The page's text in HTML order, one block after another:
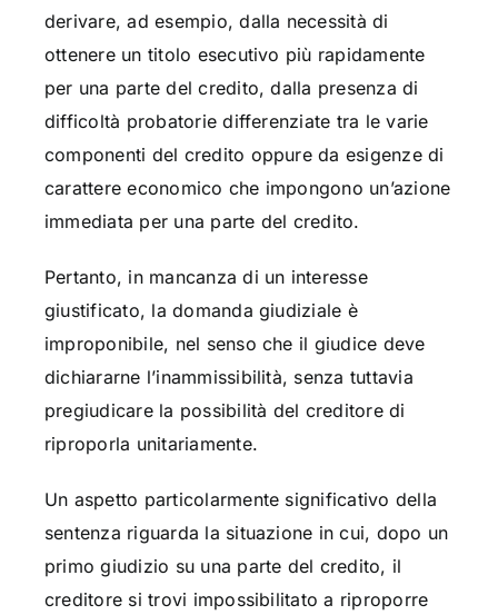
derivare, ad esempio, dalla necessità di
ottenere un titolo esecutivo più rapidamente
per una parte del credito, dalla presenza di
difficoltà probatorie differenziate tra le varie
componenti del credito oppure da esigenze di
carattere economico che impongono un’azione
immediata per una parte del credito.
Pertanto, in mancanza di un interesse
giustificato, la domanda giudiziale è
improponibile, nel senso che il giudice deve
dichiararne l’inammissibilità, senza tuttavia
pregiudicare la possibilità del creditore di
riproporla unitariamente.
Un aspetto particolarmente significativo della
sentenza riguarda la situazione in cui, dopo un
primo giudizio su una parte del credito, il
creditore si trovi impossibilitato a riproporre